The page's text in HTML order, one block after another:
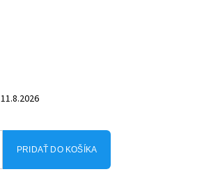
11.8.2026
PRIDAŤ DO KOŠÍKA